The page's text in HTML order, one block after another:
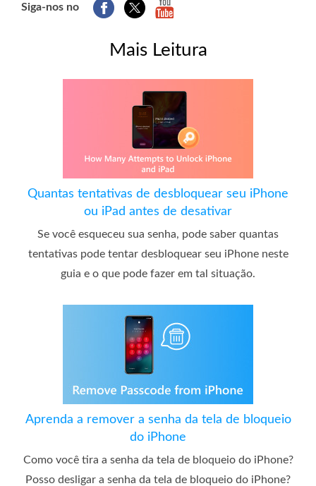
Siga-nos no
Mais Leitura
Quantas tentativas de desbloquear seu iPhone
ou iPad antes de desativar
Se você esqueceu sua senha, pode saber quantas
tentativas pode tentar desbloquear seu iPhone neste
guia e o que pode fazer em tal situação.
Aprenda a remover a senha da tela de bloqueio
do iPhone
Como você tira a senha da tela de bloqueio do iPhone?
Posso desligar a senha da tela de bloqueio do iPhone?